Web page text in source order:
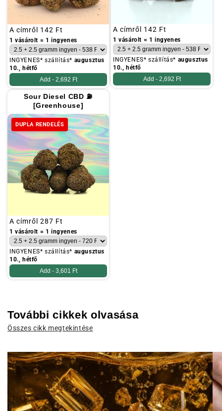
Szokásos
ár
A címről 142 Ft
1 vásárolt = 1 ingyenes
INGYENES* szállítás* augusztus
10., hétfő
Add - 2,692 Ft
Szokásos
ár
A címről 142 Ft
1 vásárolt = 1 ingyenes
INGYENES* szállítás* augusztus
10., hétfő
Add - 2,692 Ft
Sour Diesel CBD ⛽
[Greenhouse]
DUPLA RENDELÉS
Szokásos
ár
A címről 287 Ft
1 vásárolt = 1 ingyenes
INGYENES* szállítás* augusztus
10., hétfő
Add - 3,601 Ft
További cikkek olvasása
Összes cikk megtekintése